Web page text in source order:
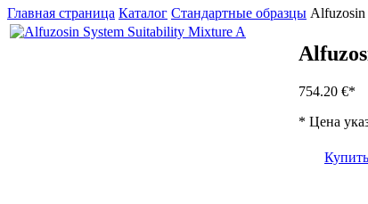
Главная страница Каталог Стандартные образцы Alfuzosin
754.20 €*
* Цена
Купить